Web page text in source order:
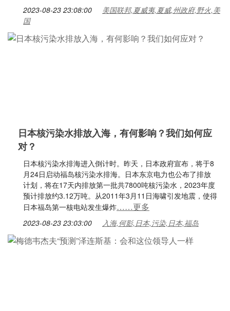
2023-08-23 23:08:00
美国联邦,夏威夷,夏威,州政府,野火,美
国
日本核污染水排放入海，有何影响？我们如何应
对？
日本核污染水排海进入倒计时。昨天，日本政府宣布，将于8
月24日启动福岛核污染水排海。日本东京电力也公布了排放
计划，将在17天内排放第一批共7800吨核污染水，2023年度
预计排放约3.12万吨。从2011年3月11日海啸引发地震，使得
日本福岛第一核电站发生爆炸……更多
2023-08-23 23:03:00 入海,何影,日本,污染,日本,福岛